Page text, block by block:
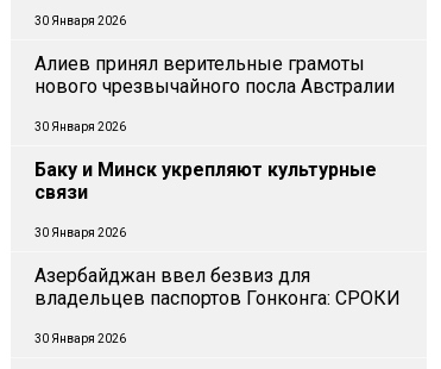
30 Января 2026
Алиев принял верительные грамоты
нового чрезвычайного посла Австралии
30 Января 2026
Баку и Минск укрепляют культурные
связи
30 Января 2026
Азербайджан ввел безвиз для
владельцев паспортов Гонконга: СРОКИ
30 Января 2026